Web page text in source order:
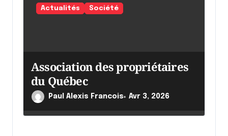
t
i
c
l
Actualités Société
Association des propriétaires
du Québec
Paul Alexis Francois Avr 3, 2026